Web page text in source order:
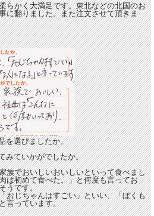
らかく大満足です。東北などの北国のお
に翻りました。また注文させて頂きま
を選びましたか。
みていかがでしたか。
族でおいしいおいしいといって食べまし
は初めて食べた。」と何度も言ってお
うです。
おじちゃんはすごい」といい、「ぼくも
言っています。